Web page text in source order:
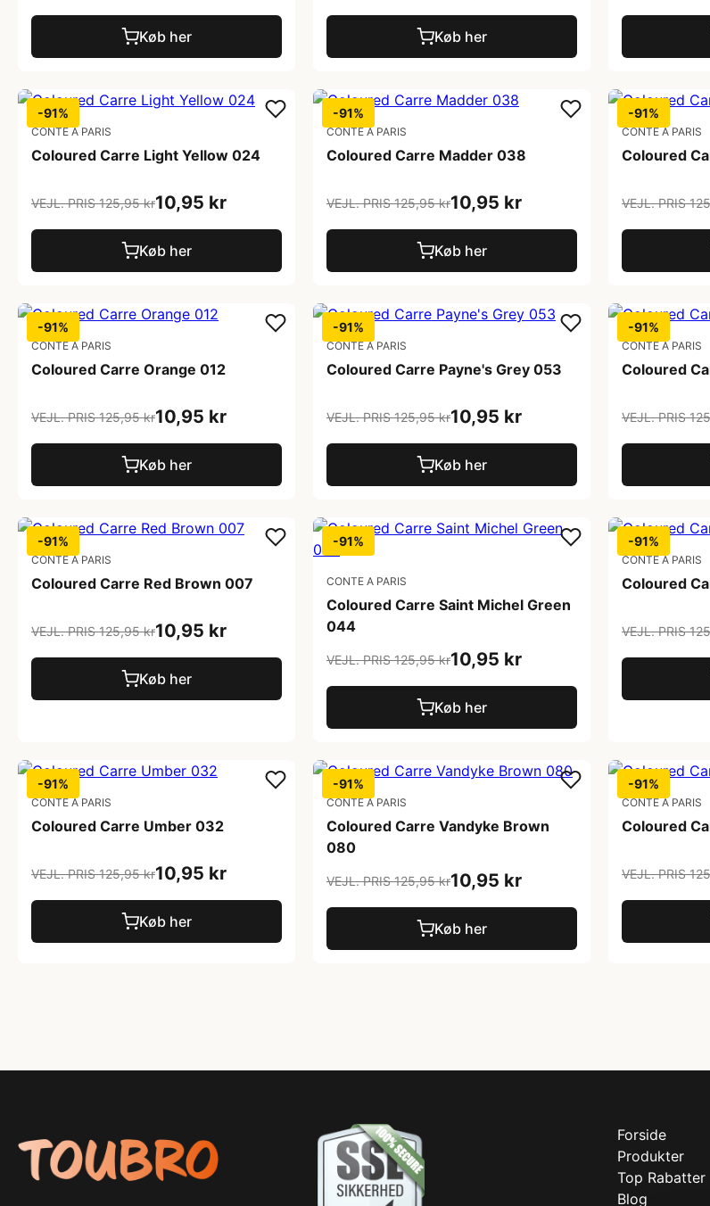
Køb her Køb her
-91%
CONTE A PARIS
Coloured Carre Light Yellow 024
VEJL. PRIS 125,95 kr10,95 kr
Køb her
-91%
CONTE A PARIS
Coloured Carre Madder 038
VEJL. PRIS 125,95 kr10,95 kr
Køb her
-91%
CONTE A PARIS
Coloured
VEJL. PRIS
-91%
CONTE A PARIS
Coloured Carre Orange 012
VEJL. PRIS 125,95 kr10,95 kr
Køb her
-91%
CONTE A PARIS
Coloured Carre Payne's Grey 053
VEJL. PRIS 125,95 kr10,95 kr
Køb her
-91%
CONTE A PARIS
Coloured
VEJL. PRIS
-91%
CONTE A PARIS
Coloured Carre Red Brown 007
VEJL. PRIS 125,95 kr10,95 kr
Køb her
-91%
CONTE A PARIS
Coloured Carre Saint Michel Green
044
VEJL. PRIS 125,95 kr10,95 kr
Køb her
-91%
CONTE A PARIS
Coloured
VEJL. PRIS
-91%
CONTE A PARIS
Coloured Carre Umber 032
VEJL. PRIS 125,95 kr10,95 kr
Køb her
-91%
CONTE A PARIS
Coloured Carre Vandyke Brown
080
VEJL. PRIS 125,95 kr10,95 kr
Køb her
-91%
CONTE A PARIS
Coloured
VEJL. PRIS
Forside
Produkter
Top Rabatter
Blog